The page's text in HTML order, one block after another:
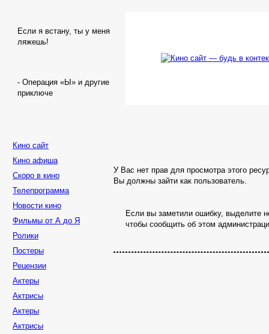
Если я встану, ты у меня
ляжешь!
- Операция «Ы» и другие
приключе
Кино сайт
Кино афиша
Скоро в кино
Телепрограмма
Новости кино
Фильмы от А до Я
Ролики
Постеры
Рецензии
Актеры
Актрисы
Актеры
Актрисы
У Вас нет прав для просмотра этого
Вы должны зайти как пользователь.
Если вы заметили ошибку, выделите
чтобы сообщить об этом